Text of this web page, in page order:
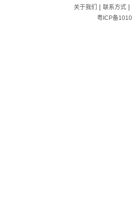
关于我们 | 联系方式|
粤ICP备